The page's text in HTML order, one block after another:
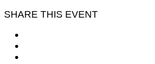
SHARE THIS EVENT